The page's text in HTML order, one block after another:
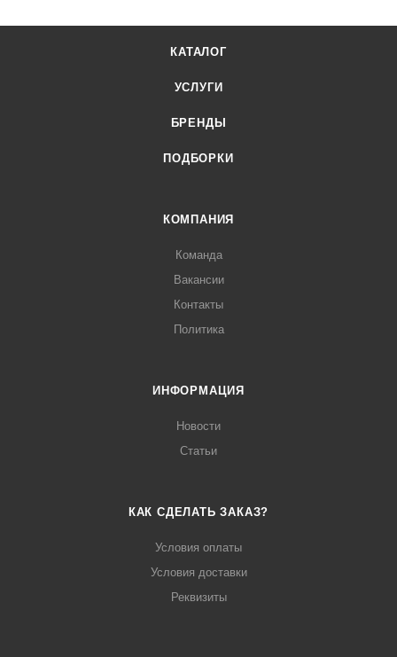
КАТАЛОГ
УСЛУГИ
БРЕНДЫ
ПОДБОРКИ
КОМПАНИЯ
Команда
Вакансии
Контакты
Политика
ИНФОРМАЦИЯ
Новости
Статьи
КАК СДЕЛАТЬ ЗАКАЗ?
Условия оплаты
Условия доставки
Реквизиты